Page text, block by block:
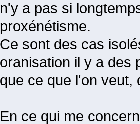
n'y a pas si
proxénétisme.
Ce sont des cas
oranisation il y a des
que ce que l'on veut,
En ce qui me